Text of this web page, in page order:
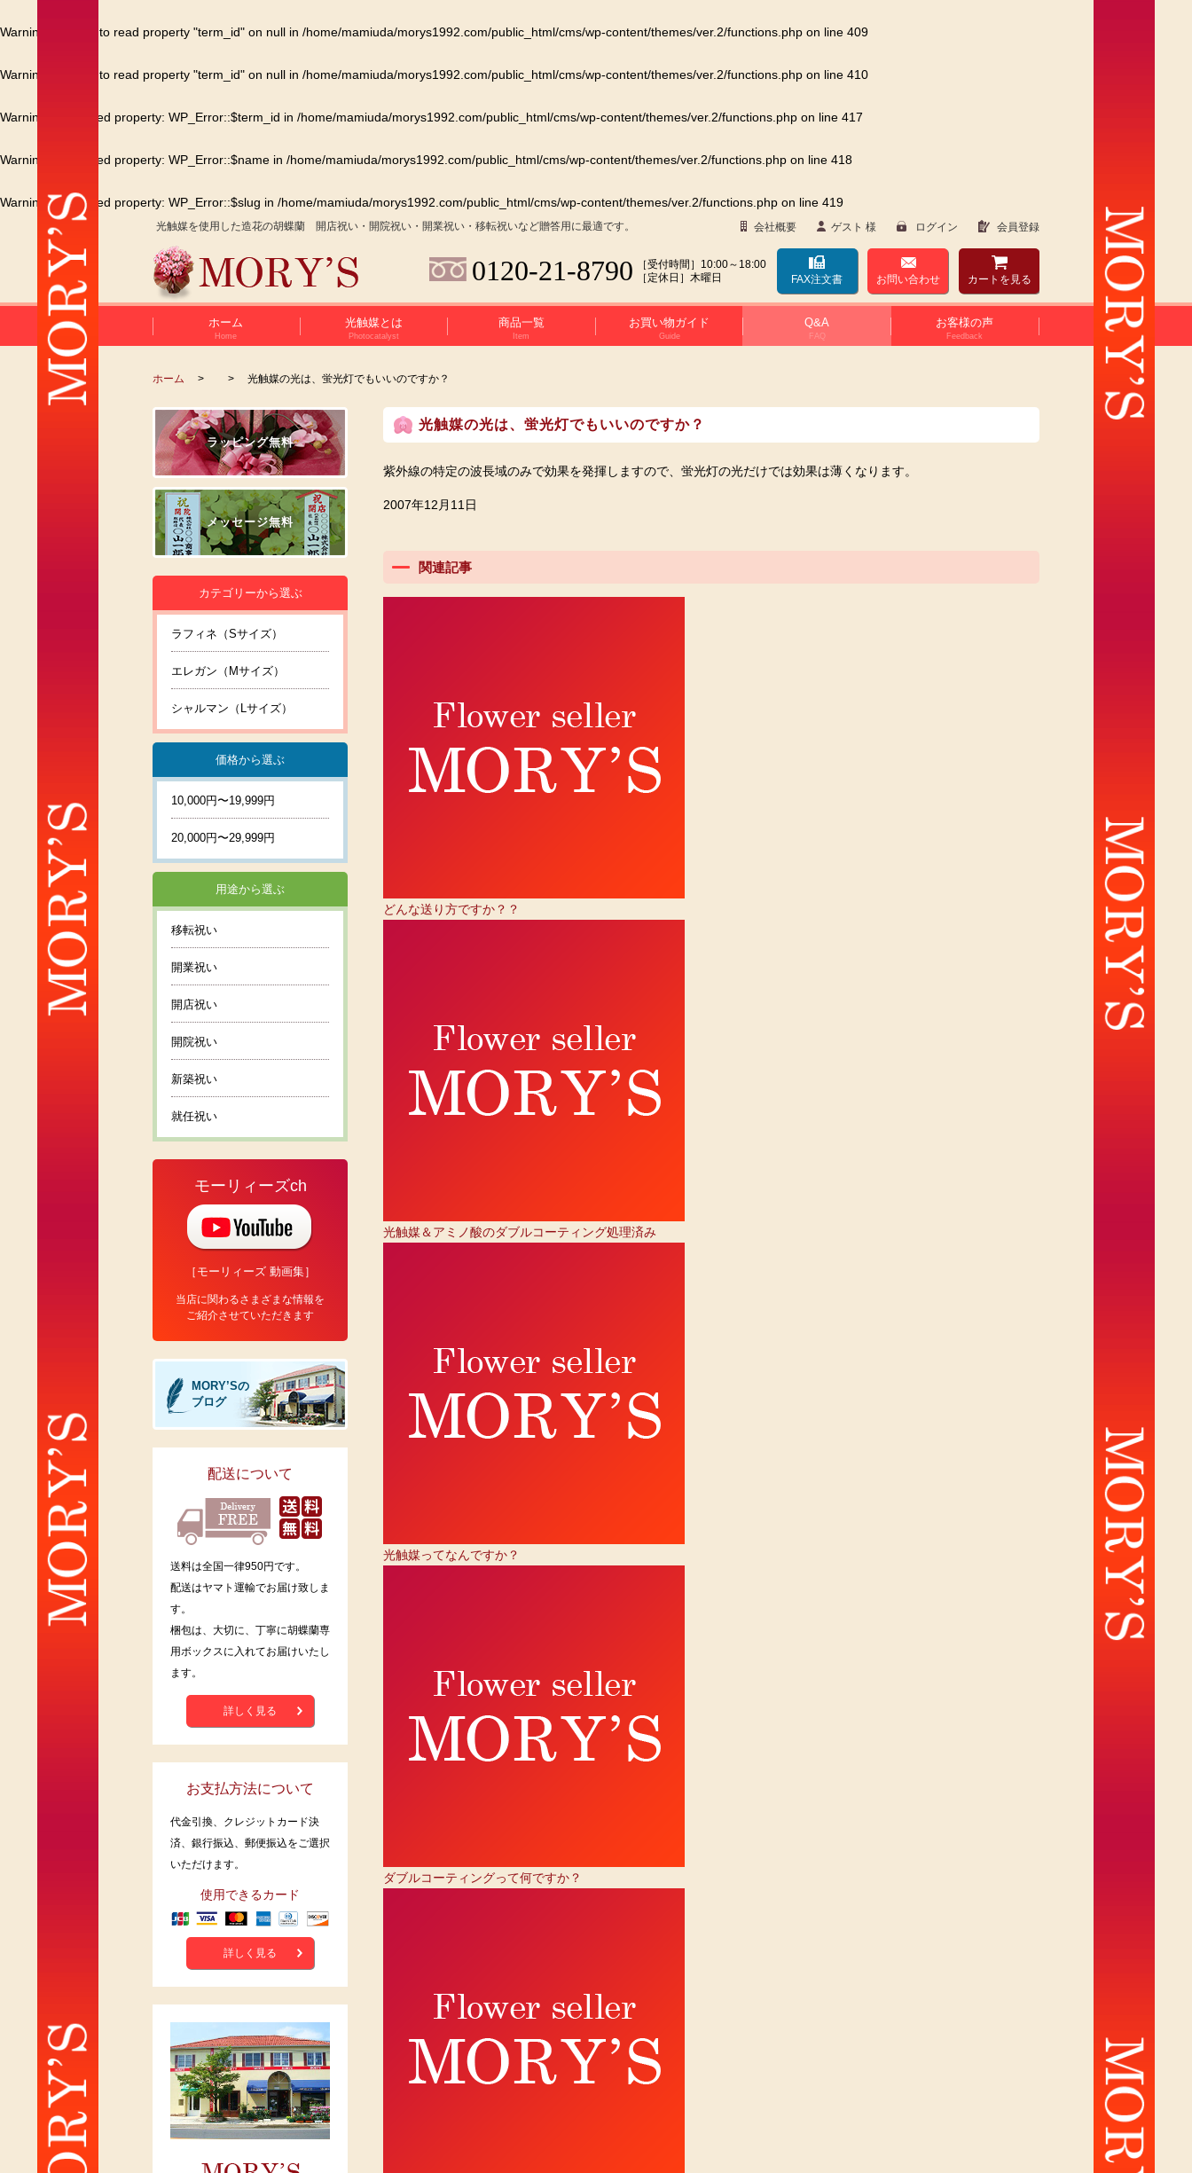
Warning : Attempt to read property "term_id" on null in /home/mamiuda/morys1992.com/public_html/cms/wp-content/themes/ver.2/functions.php on line 409
Warning : Attempt to read property "term_id" on null in /home/mamiuda/morys1992.com/public_html/cms/wp-content/themes/ver.2/functions.php on line 410
Warning : Undefined property: WP_Error::$term_id in /home/mamiuda/morys1992.com/public_html/cms/wp-content/themes/ver.2/functions.php on line 417
Warning : Undefined property: WP_Error::$name in /home/mamiuda/morys1992.com/public_html/cms/wp-content/themes/ver.2/functions.php on line 418
Warning : Undefined property: WP_Error::$slug in /home/mamiuda/morys1992.com/public_html/cms/wp-content/themes/ver.2/functions.php on line 419
光触媒を使用した造花の胡蝶蘭 開店祝い・開院祝い・開業祝い・移転祝いなど贈答用に最適です。 会社概要 ゲスト 様 ログイン 会員登録
0120-21-8790
［受付時間］10:00～18:00
［定休日］木曜日
FAX注文書 お問い合わせ カート を見る
ホーム
Home
光触媒とは
Photocatalyst
商品一覧
Item
お買い物ガイド
Guide
Q&A
FAQ
お客様の声
Feedback
ホーム 光触媒の光は、蛍光灯でもいいのですか？
光触媒の光は、蛍光灯でもいいのですか？
紫外線の特定の波長域のみで効果を発揮しますので、蛍光灯の光だけでは効果は薄くなります。
2007年12月11日
関連記事
どんな送り方ですか？？
光触媒＆アミノ酸のダブルコーティング処理済み
光触媒ってなんですか？
ダブルコーティングって何ですか？
ラッピング無料
メッセージ無料
カテゴリーから選ぶ
ラフィネ（Sサイズ）
エレガン（Mサイズ）
シャルマン（Lサイズ）
価格から選ぶ
10,000円〜19,999円
20,000円〜29,999円
用途から選ぶ
移転祝い
開業祝い
開店祝い
開院祝い
新築祝い
就任祝い
モーリィーズch
［モーリィーズ 動画集］
当店に関わるさまざまな情報を
ご紹介させていただきます
MORY’Sの
ブログ
配送について
送料は全国一律950円です。
配送はヤマト運輸でお届け致しま
す。
梱包は、大切に、丁寧に胡蝶蘭専
用ボックスに入れてお届けいたし
ます。
詳しく見る
お支払方法について
代金引換、クレジットカード決
済、銀行振込、郵便振込をご選択
いただけます。
使用できるカード
詳しく見る